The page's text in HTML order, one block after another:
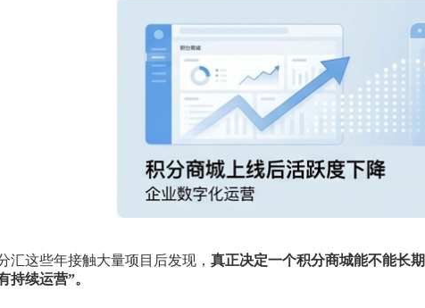
汇这些年接触大量项目后发现， 真正决定一个积分商城能不能长
持续运营”。